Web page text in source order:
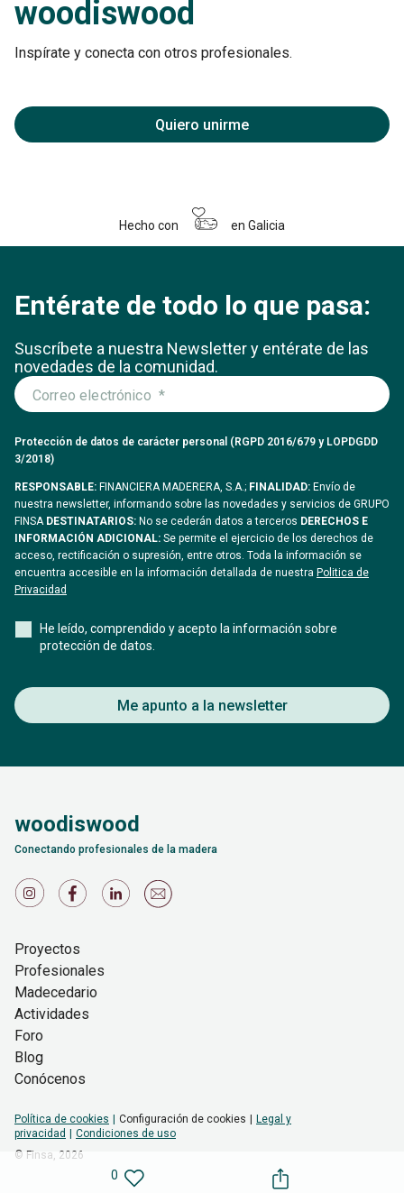
0
woodiswood
Inspírate y conecta con otros profesionales.
Quiero unirme
Hecho con en Galicia
Entérate de todo lo que pasa:
Suscríbete a nuestra Newsletter y entérate de las
novedades de la comunidad.
Protección de datos de carácter personal (RGPD 2016/679 y LOPDGDD
3/2018)
RESPONSABLE: FINANCIERA MADERERA, S.A.; FINALIDAD: Envío de
nuestra newsletter, informando sobre las novedades y servicios de GRUPO
FINSADESTINATARIOS: No se cederán datos a terceros DERECHOS E
INFORMACIÓN ADICIONAL: Se permite el ejercicio de los derechos de
acceso, rectificación o supresión, entre otros. Toda la información se
encuentra accesible en la información detallada de nuestra Politica de
Privacidad
He leído, comprendido y acepto la información sobre
protección de datos.
Me apunto a la newsletter
woodiswood
Conectando profesionales de la madera
Proyectos
Profesionales
Madecedario
Actividades
Foro
Blog
Conócenos
Política de cookies Configuración de cookies
Legal y
privacidad
Condiciones de uso
© Finsa, 2026